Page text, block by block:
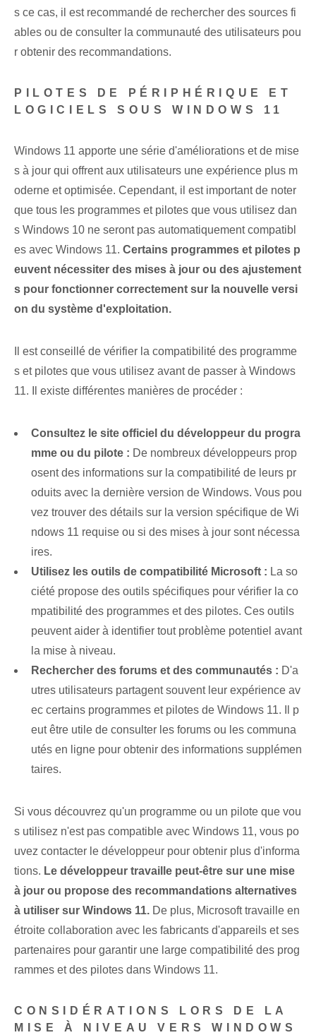
s ce cas, il est recommandé de rechercher des sources fi
ables ou de consulter la communauté des utilisateurs pou
r obtenir des recommandations.
PILOTES DE PÉRIPHÉRIQUE ET
LOGICIELS SOUS WINDOWS 11
Windows 11 apporte une série d'améliorations et de mise
s à jour qui offrent aux utilisateurs une expérience plus m
oderne et optimisée. Cependant, il est important de noter
que tous les programmes et pilotes que vous utilisez dan
s Windows 10 ne seront pas automatiquement compatibl
es avec Windows 11. Certains programmes et pilotes p
euvent nécessiter des mises à jour ou des ajustement
s pour fonctionner correctement sur la nouvelle versi
on du système d'exploitation.
Il est conseillé de vérifier la compatibilité des programme
s et pilotes que vous utilisez avant de passer à Windows
11. Il existe différentes manières de procéder :
Consultez le site officiel du développeur du progra
mme ou du pilote : De nombreux développeurs prop
osent des informations sur la compatibilité de leurs pr
oduits avec la dernière version de Windows. Vous pou
vez trouver des détails sur la version spécifique de Wi
ndows 11 requise ou si des mises à jour sont nécessa
ires.
Utilisez les outils de compatibilité Microsoft : La so
ciété propose des outils spécifiques pour vérifier la co
mpatibilité des programmes et des pilotes. Ces outils
peuvent aider à identifier tout problème potentiel avant
la mise à niveau.
Rechercher des forums et des communautés : D'a
utres utilisateurs partagent souvent leur expérience av
ec certains programmes et pilotes de Windows 11. Il p
eut être utile de consulter les forums ou les communa
utés en ligne pour obtenir des informations supplémen
taires.
Si vous découvrez qu'un programme ou un pilote que vou
s utilisez n'est pas compatible avec Windows 11, vous po
uvez contacter le développeur pour obtenir plus d'informa
tions. Le développeur travaille peut-être sur une mise
à jour ou propose des recommandations alternatives
à utiliser sur Windows 11. De plus, Microsoft travaille en
étroite collaboration avec les fabricants d'appareils et ses
partenaires pour garantir une large compatibilité des prog
rammes et des pilotes dans Windows 11.
CONSIDÉRATIONS LORS DE LA
MISE À NIVEAU VERS WINDOWS